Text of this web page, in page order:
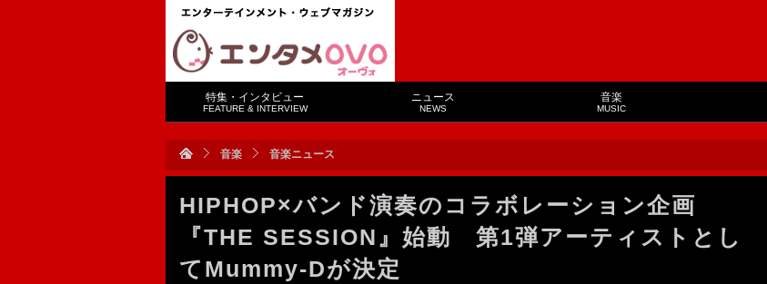
特集・インタビュー
FEATURE & INTERVIEW
ニュース
NEWS
音楽
MUSIC
音楽 音楽ニュース
HIPHOP×バンド演奏のコラボレーション企画
『THE SESSION』始動 第1弾アーティストとし
てMummy-Dが決定